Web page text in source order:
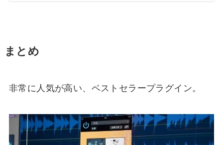
まとめ
非常に人気が高い、ベストセラープラグイン。